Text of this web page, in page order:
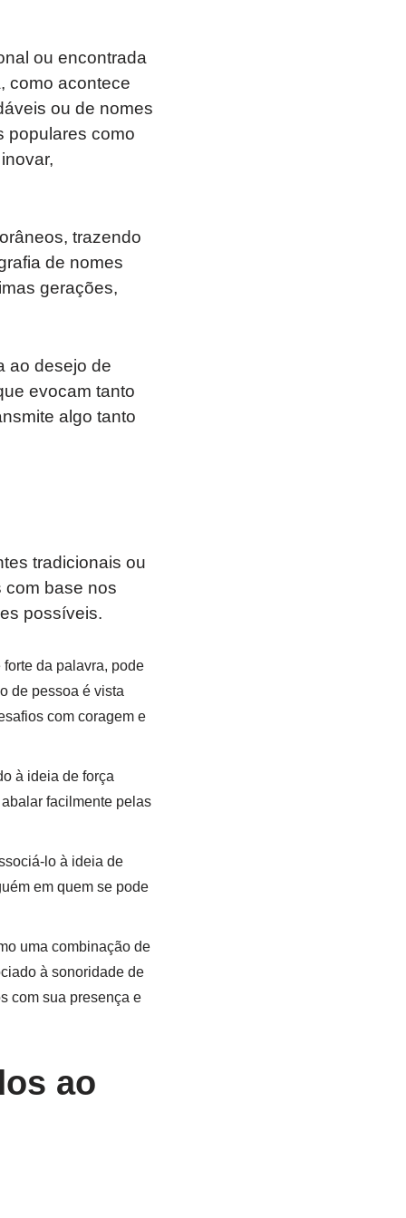
ou encontrada
como acontece
ou de nomes
populares como
trazendo
de nomes
gerações,
ao desejo de
evocam tanto
algo tanto
tradicionais ou
com base nos
possíveis.
da palavra, pode
de pessoa é vista
com coragem e
à ideia de força
facilmente pelas
lo à ideia de
em quem se pode
uma combinação de
à sonoridade de
com sua presença e
ao